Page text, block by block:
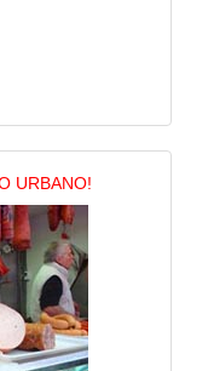
URBANO!